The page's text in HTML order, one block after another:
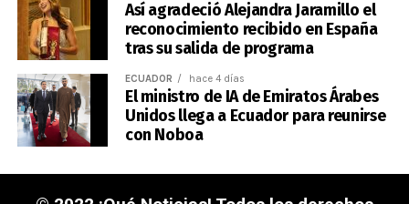
Así agradeció Alejandra Jaramillo el
reconocimiento recibido en España
tras su salida de programa
ECUADOR hace 4 días
El ministro de IA de Emiratos Árabes
Unidos llega a Ecuador para reunirse
con Noboa